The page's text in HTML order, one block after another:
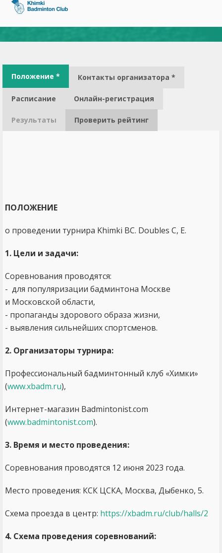
Положение * Контакты организатора *
Расписание Онлайн-регистрация
Результаты Проверить рейтинг
ПОЛОЖЕНИЕ
о проведении турнира Khimki BC. Doubles С, E.
1. Цели и задачи:
Соревнования проводятся:
- для популяризации бадминтона Москве
и Московской области,
- пропаганды здорового образа жизни,
- выявления сильнейших спортсменов.
2. Организаторы турнира:
Профессиональный бадминтонный клуб «Химки»
(www.xbadm.ru),
Интернет-магазин Badmintonist.com
(www.badmintonist.com).
3. Время и место проведения:
Соревнования проводятся 12 июня 2023 года.
Место проведения: КСК ЦСКА, Москва, Дыбенко, 5.
Схема проезда в центр: https://xbadm.ru/club/halls/2
4. Схема проведения соревнований: